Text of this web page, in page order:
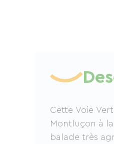
Cette Voie
Montluçon à
balade très